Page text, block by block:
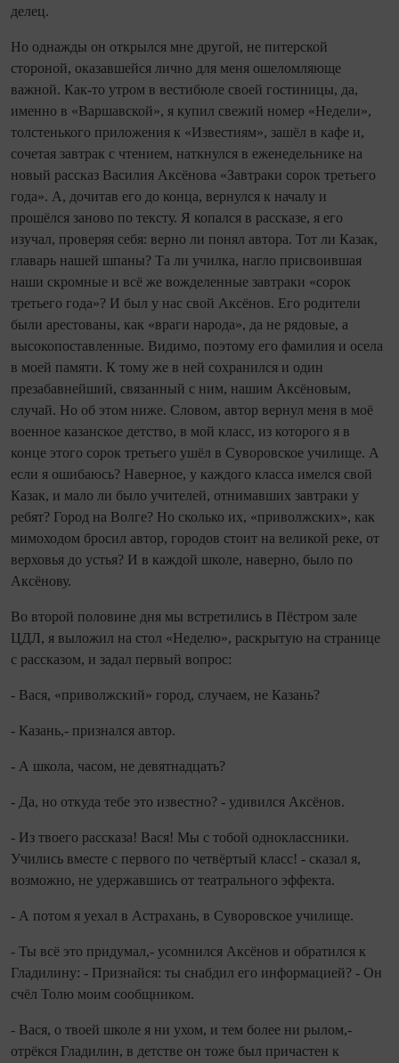
делец.
Но однажды он открылся мне другой, не питерской
стороной, оказавшейся лично для меня ошеломляюще
важной. Как-то утром в вестибюле своей гостиницы, да,
именно в «Варшавской», я купил свежий номер «Недели»,
толстенького приложения к «Известиям», зашёл в кафе и,
сочетая завтрак с чтением, наткнулся в еженедельнике на
новый рассказ Василия Аксёнова «Завтраки сорок третьего
года». А, дочитав его до конца, вернулся к началу и
прошёлся заново по тексту. Я копался в рассказе, я его
изучал, проверяя себя: верно ли понял автора. Тот ли Казак,
главарь нашей шпаны? Та ли училка, нагло присвоившая
наши скромные и всё же вожделенные завтраки «сорок
третьего года»? И был у нас свой Аксёнов. Его родители
были арестованы, как «враги народа», да не рядовые, а
высокопоставленные. Видимо, поэтому его фамилия и осела
в моей памяти. К тому же в ней сохранился и один
презабавнейший, связанный с ним, нашим Аксёновым,
случай. Но об этом ниже. Словом, автор вернул меня в моё
военное казанское детство, в мой класс, из которого я в
конце этого сорок третьего ушёл в Суворовское училище. А
если я ошибаюсь? Наверное, у каждого класса имелся свой
Казак, и мало ли было учителей, отнимавших завтраки у
ребят? Город на Волге? Но сколько их, «приволжских», как
мимоходом бросил автор, городов стоит на великой реке, от
верховья до устья? И в каждой школе, наверно, было по
Аксёнову.
Во второй половине дня мы встретились в Пёстром зале
ЦДЛ, я выложил на стол «Неделю», раскрытую на странице
с рассказом, и задал первый вопрос:
- Вася, «приволжский» город, случаем, не Казань?
- Казань,- признался автор.
- А школа, часом, не девятнадцать?
- Да, но откуда тебе это известно? - удивился Аксёнов.
- Из твоего рассказа! Вася! Мы с тобой одноклассники.
Учились вместе с первого по четвёртый класс! - сказал я,
возможно, не удержавшись от театрального эффекта.
- А потом я уехал в Астрахань, в Суворовское училище.
- Ты всё это придумал,- усомнился Аксёнов и обратился к
Гладилину: - Признайся: ты снабдил его информацией? - Он
счёл Толю моим сообщником.
- Вася, о твоей школе я ни ухом, и тем более ни рылом,-
отрёкся Гладилин, в детстве он тоже был причастен к